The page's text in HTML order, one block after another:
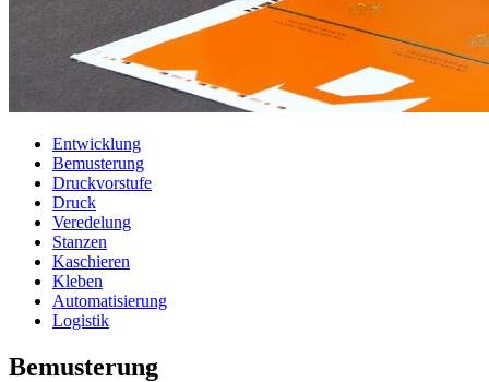
Entwicklung
Bemusterung
Druckvorstufe
Druck
Veredelung
Stanzen
Kaschieren
Kleben
Automatisierung
Logistik
Bemusterung